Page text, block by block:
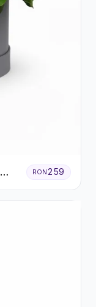
RON259